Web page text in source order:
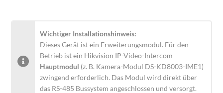
Wichtiger Installationshinweis:
Dieses Gerät ist ein Erweiterungsmodul. Für den
Betrieb ist ein Hikvision IP-Video-Intercom
Hauptmodul (z. B. Kamera-Modul DS-KD8003-IME1)
zwingend erforderlich. Das Modul wird direkt über
das RS-485 Bussystem angeschlossen und versorgt.